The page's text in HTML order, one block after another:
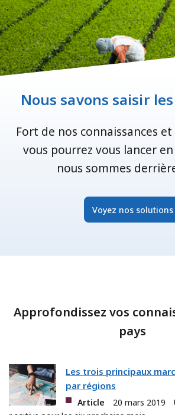
Nous savons saisir
Fort de nos connaissances
vous pourrez vous lancer
nous sommes
Voyez nos solutions
Approfondissez vos
pays
Les trois principaux
par régions
Article 20 mars 2019